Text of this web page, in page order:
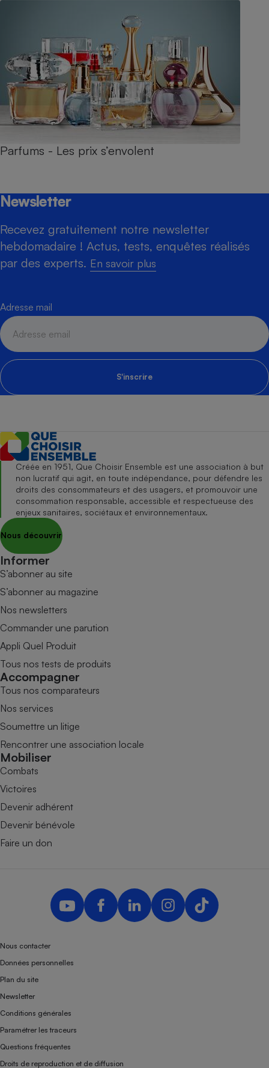
Parfums - Les prix s’envolent
Newsletter
Recevez gratuitement notre newsletter
hebdomadaire ! Actus, tests, enquêtes réalisés
par des experts. En savoir plus
Adresse mail
S'inscrire
Créée en 1951, Que Choisir Ensemble est une association à but
non lucratif qui agit, en toute indépendance, pour défendre les
droits des consommateurs et des usagers, et promouvoir une
consommation responsable, accessible et respectueuse des
enjeux sanitaires, sociétaux et environnementaux.
Nous découvrir
Informer
S’abonner au site
S’abonner au magazine
Nos newsletters
Commander une parution
Appli Quel Produit
Tous nos tests de produits
Accompagner
Tous nos comparateurs
Nos services
Soumettre un litige
Rencontrer une association locale
Mobiliser
Combats
Victoires
Devenir adhérent
Devenir bénévole
Faire un don
Nous contacter
Données personnelles
Plan du site
Newsletter
Conditions générales
Paramétrer les traceurs
Questions fréquentes
Droits de reproduction et de diffusion